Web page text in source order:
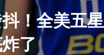
！全美五
了